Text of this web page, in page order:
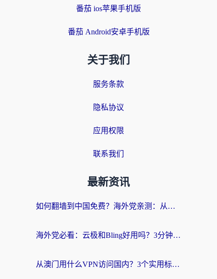
番茄 ios苹果手机版
番茄 Android安卓手机版
关于我们
服务条款
隐私协议
应用权限
联系我们
最新资讯
如何翻墙到中国免费？海外党亲测：从踩坑到选对加速器的全攻略
海外党必看：云极和Bling好用吗？3分钟教你选对回国加速器
从澳门用什么VPN访问国内？3个实用标准帮你避开坑，无缝刷剧听歌